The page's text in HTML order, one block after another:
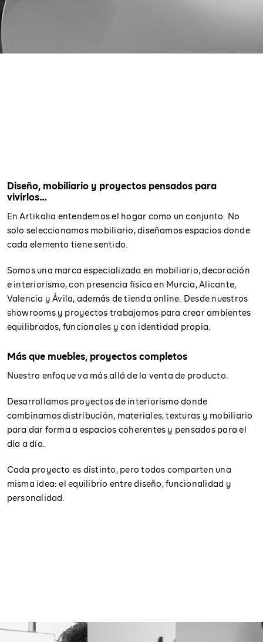
Diseño, mobiliario y proyectos pensados para
vivirlos…
En Artikalia entendemos el hogar como un conjunto. No
solo seleccionamos mobiliario, diseñamos espacios donde
cada elemento tiene sentido.
Somos una marca especializada en mobiliario, decoración
e interiorismo, con presencia física en Murcia, Alicante,
Valencia y Ávila, además de tienda online. Desde nuestros
showrooms y proyectos trabajamos para crear ambientes
equilibrados, funcionales y con identidad propia.
Más que muebles, proyectos completos
Nuestro enfoque va más allá de la venta de producto.
Desarrollamos proyectos de interiorismo donde
combinamos distribución, materiales, texturas y mobiliario
para dar forma a espacios coherentes y pensados para el
día a día.
Cada proyecto es distinto, pero todos comparten una
misma idea: el equilibrio entre diseño, funcionalidad y
personalidad.